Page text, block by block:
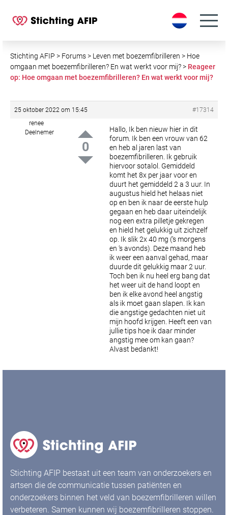
Stichting AFIP > Forums> Leven met boezemfibrilleren > Hoe
omgaan met boezemfibrilleren? En wat werkt voor mij?> Reageer
op: Hoe omgaan met boezemfibrilleren? En wat werkt voor mij?
25 oktober 2022 om 15:45
#17314
renee
Deelnemer
0
Hallo, Ik ben nieuw hier in dit
forum. Ik ben een vrouw van 62
en heb al jaren last van
boezemfibrilleren. Ik gebruik
hiervoor sotalol. Gemiddeld
komt het 8x per jaar voor en
duurt het gemiddeld 2 a 3 uur. In
augustus hield het helaas niet
op en ben ik naar de eerste hulp
gegaan en heb daar uiteindelijk
nog een extra pilletje gekregen
en hield het gelukkig uit zichzelf
op. Ik slik 2x 40 mg (‘s morgens
en ‘s avonds). Deze maand heb
ik weer een aanval gehad, maar
duurde dit gelukkig maar 2 uur.
Toch ben ik nu heel erg bang dat
het weer uit de hand loopt en
ben ik elke avond heel angstig
als ik moet gaan slapen. Ik kan
die angstige gedachten niet uit
mijn hoofd krijgen. Heeft een van
jullie tips hoe ik daar minder
angstig mee om kan gaan?
Alvast bedankt!
Stichting AFIP bestaat uit een team van onderzoekers en
artsen die de communicatie tussen patiënten en
onderzoekers binnen het veld van boezemfibrilleren willen
verbeteren. Samen kunnen wij boezemfibrilleren stoppen.